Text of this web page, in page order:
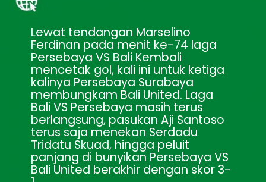
Lewat tendangan Marselino
Ferdinan pada menit ke-74 laga
Persebaya VS Bali Kembali
mencetak gol, kali ini untuk ketiga
kalinya Persebaya Surabaya
membungkam Bali United. Laga
Bali VS Persebaya masih terus
berlangsung, pasukan Aji Santoso
terus saja menekan Serdadu
Tridatu Skuad, hingga peluit
panjang di bunyikan Persebaya VS
Bali United berakhir dengan skor 3-